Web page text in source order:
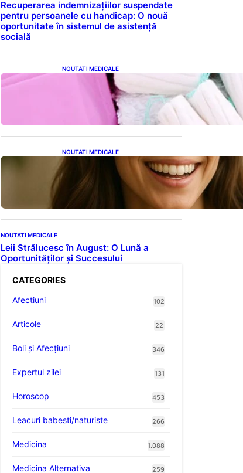
Recuperarea indemnizațiilor suspendate
pentru persoanele cu handicap: O nouă
oportunitate în sistemul de asistență
socială
NOUTATI MEDICALE
Tampoanele menstruale: O
analiză profundă a riscurilor
legate de metale toxice
NOUTATI MEDICALE
Ceaiul – Băutura care
protejează inima:
Descoperiri recente despre
beneficiile consumului zilnic
NOUTATI MEDICALE
Leii Strălucesc în August: O Lună a
Oportunităților și Succesului
CATEGORIES
Afectiuni
102
Articole 22
Boli și Afecțiuni 346
Expertul zilei 131
Horoscop 453
Leacuri babesti/naturiste 266
Medicina 1.088
Medicina Alternativa 259